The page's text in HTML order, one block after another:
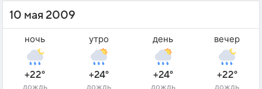
10 мая 2009
ночь
+22°
дождь
утро
+24°
дождь
день
+24°
дождь
вечер
+22°
дождь